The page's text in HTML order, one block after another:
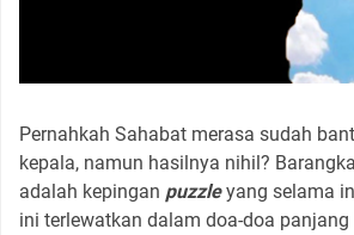
Pernahkah Sahabat merasa sudah
kepala, namun hasilnya nihil?
adalah kepingan puzzleyang selama
ini terlewatkan dalam doa-doa